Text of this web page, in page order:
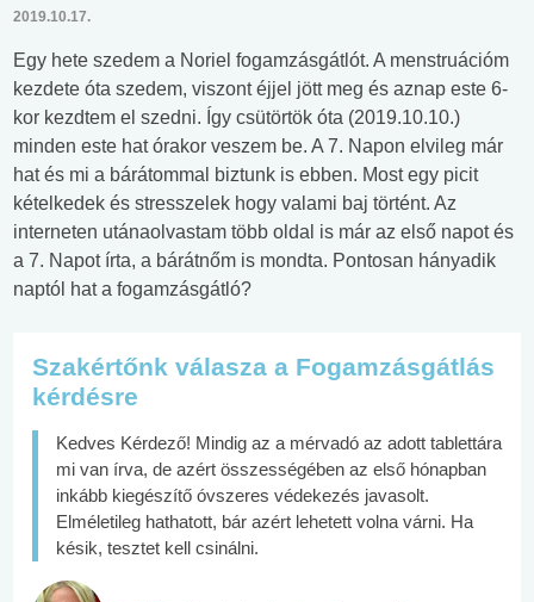
2019.10.17.
Egy hete szedem a Noriel fogamzásgátlót. A menstruációm
kezdete óta szedem, viszont éjjel jött meg és aznap este 6-
kor kezdtem el szedni. Így csütörtök óta (2019.10.10.)
minden este hat órakor veszem be. A 7. Napon elvileg már
hat és mi a bárátommal biztunk is ebben. Most egy picit
kételkedek és stresszelek hogy valami baj történt. Az
interneten utánaolvastam több oldal is már az első napot és
a 7. Napot írta, a bárátnőm is mondta. Pontosan hányadik
naptól hat a fogamzásgátló?
Szakértőnk válasza a Fogamzásgátlás
kérdésre
Kedves Kérdező! Mindig az a mérvadó az adott tablettára
mi van írva, de azért összességében az első hónapban
inkább kiegészítő óvszeres védekezés javasolt.
Elméletileg hathatott, bár azért lehetett volna várni. Ha
késik, tesztet kell csinálni.